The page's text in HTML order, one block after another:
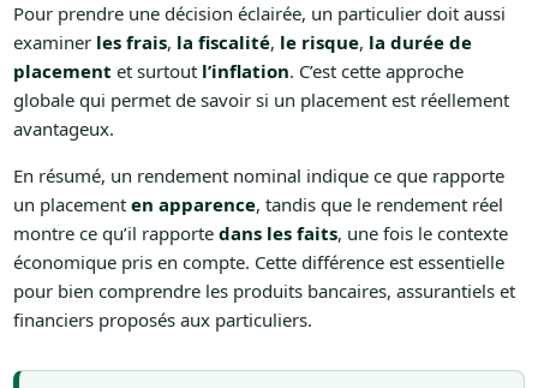
Pour prendre une décision éclairée, un particulier doit aussi
examiner les frais, la fiscalité, le risque, la durée de
placement et surtout l’inflation. C’est cette approche
globale qui permet de savoir si un placement est réellement
avantageux.
En résumé, un rendement nominal indique ce que rapporte
un placement en apparence, tandis que le rendement réel
montre ce qu’il rapporte dans les faits, une fois le contexte
économique pris en compte. Cette différence est essentielle
pour bien comprendre les produits bancaires, assurantiels et
financiers proposés aux particuliers.